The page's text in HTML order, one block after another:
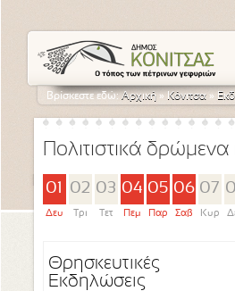
Βρίσκεστε εδώ:Αρχική » Κόνιτσα »
Πολιτιστικά
01
Δευ
02
Τρι
03
Τετ
04
Πεμ
05
Παρ
06
Σαβ
07
Κυρ
Θρησκευτικές
Εκδηλώσεις